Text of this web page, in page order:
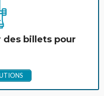
des billets pour